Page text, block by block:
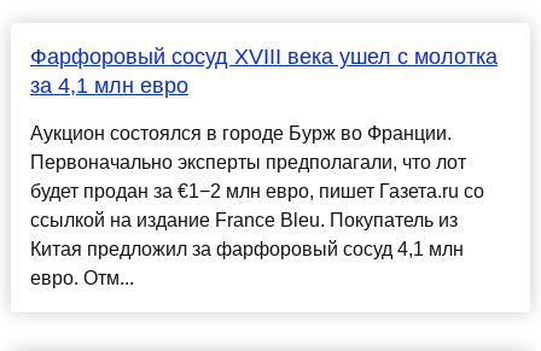
Фарфоровый сосуд XVIII века ушел с молотка
за 4,1 млн евро
Аукцион состоялся в городе Бурж во Франции.
Первоначально эксперты предполагали, что лот
будет продан за €1−2 млн евро, пишет Газета.ru со
ссылкой на издание France Bleu. Покупатель из
Китая предложил за фарфоровый сосуд 4,1 млн
евро. Отм...